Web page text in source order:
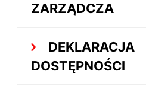
ZARZĄDCZA
DEKLARACJA
DOSTĘPNOŚCI